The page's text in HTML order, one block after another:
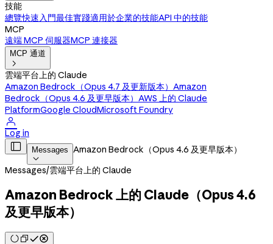
技能
總覽快速入門最佳實踐適用於企業的技能API 中的技能
MCP
遠端 MCP 伺服器MCP 連接器
MCP 通道

雲端平台上的 Claude
Amazon Bedrock（Opus 4.7 及更新版本） Amazon
Bedrock（Opus 4.6 及更早版本） AWS 上的 Claude
PlatformGoogle CloudMicrosoft Foundry

Log in
 Messages

Amazon Bedrock（Opus 4.6 及更早版本）
Messages/雲端平台上的 Claude
Amazon Bedrock 上的 Claude（Opus 4.6
及更早版本）